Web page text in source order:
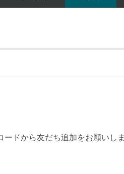
ドから友だち追加をお願いしま